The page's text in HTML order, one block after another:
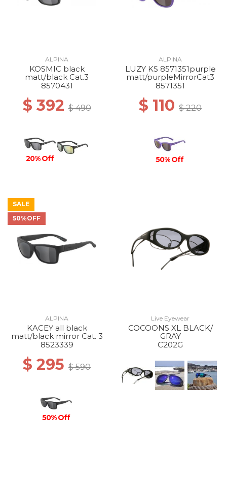
ALPINA
KOSMIC black
matt/black Cat.3
8570431
$ 392$ 490
20% Off
ALPINA
LUZY KS 8571351purple
matt/purpleMirrorCat3
8571351
$ 110 $ 220
50% Off
SALE
50%OFF
ALPINA
KACEY all black
matt/black mirror Cat. 3
8523339
$ 295 $ 590
50% Off
Live Eyewear
COCOONS XL BLACK/
GRAY
C202G